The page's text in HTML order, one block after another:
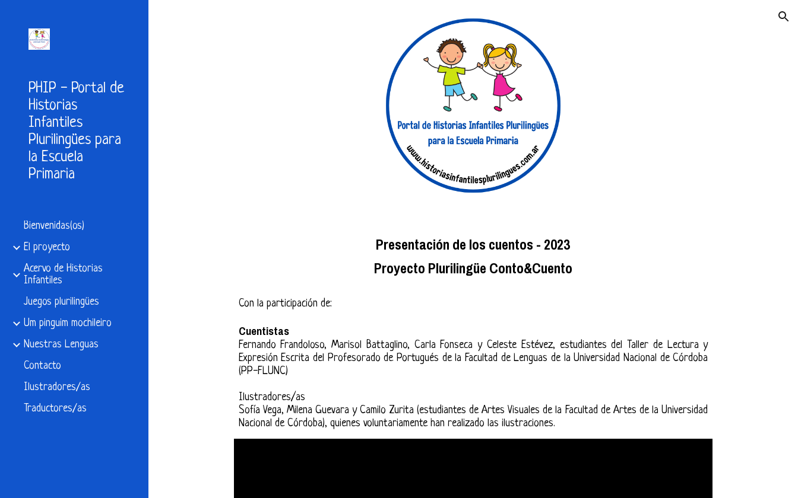
Skip to navigation
PHIP - Portal de
Historias
Infantiles
Plurilingües para
la Escuela
Primaria
Bienvenidas(os)
El proyecto
Acervo de Historias
Infantiles
Juegos plurilingües
Um pinguim mochileiro
Nuestras Lenguas
Contacto
Ilustradores/as
Traductores/as
Presentación de los cuentos - 2023
Proyecto Plurilingüe Conto&Cuento
Con la participación de:
Cuentistas
Fernando Frandoloso, Marisol Battaglino, Carla Fonseca y Celeste Estévez, estudiantes del Taller de Lectura y
Expresión Escrita del Profesorado de Portugués de la Facultad de Lenguas de la Universidad Nacional de Córdoba
(PP-FLUNC)
Ilustradores/as
Sofía Vega, Milena Guevara y Camilo Zurita (estudiantes de Artes Visuales de la Facultad de Artes de la Universidad
Nacional de Córdoba), quienes voluntariamente han realizado las ilustraciones.